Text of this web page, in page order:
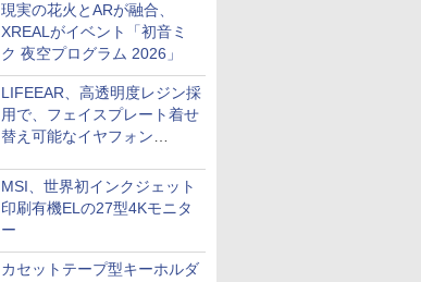
現実の花火とARが融合、
XREALがイベント「初音ミ
ク 夜空プログラム 2026」
LIFEEAR、高透明度レジン採
用で、フェイスプレート着せ
替え可能なイヤフォン
MSI、世界初インクジェット
印刷有機ELの27型4Kモニタ
ー
カセットテープ型キーホルダ